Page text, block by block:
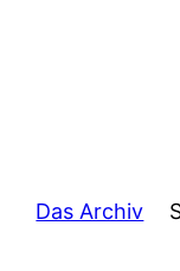
Das Archiv